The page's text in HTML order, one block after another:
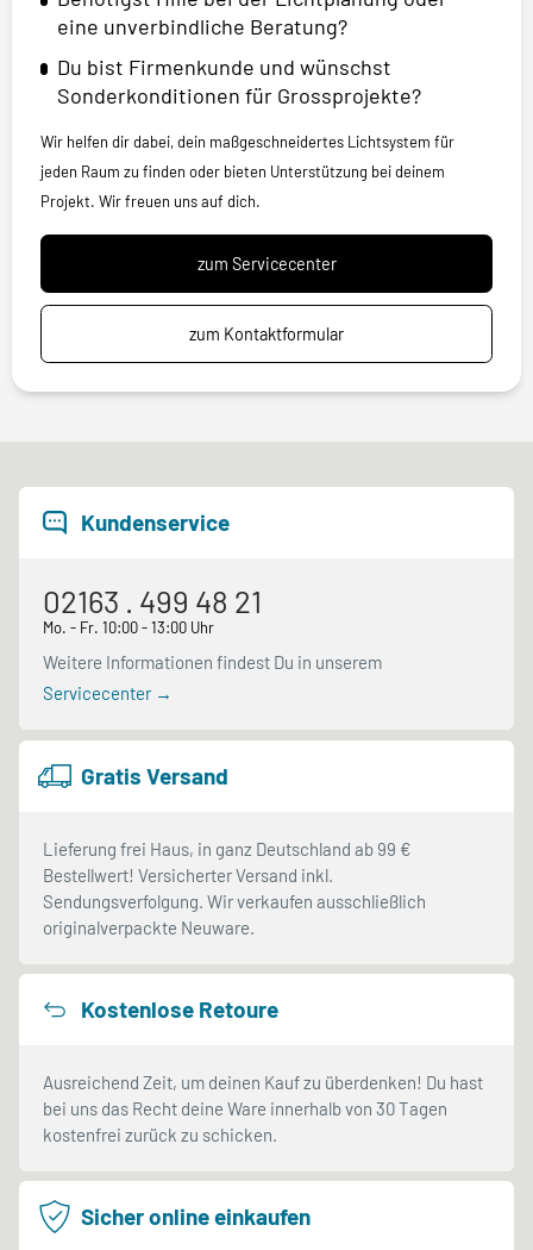
eine unverbindliche Beratung?
Du bist Firmenkunde und wünschst
Sonderkonditionen für Grossprojekte?
Wir helfen dir dabei, dein maßgeschneidertes Lichtsystem für
jeden Raum zu finden oder bieten Unterstützung bei deinem
Projekt. Wir freuen uns auf dich.
zum Servicecenter
zum Kontaktformular
Kundenservice
02163 . 499 48 21
Mo. - Fr. 10:00 - 13:00 Uhr
Weitere Informationen findest Du in unserem
Servicecenter →
Gratis Versand
Lieferung frei Haus, in ganz Deutschland ab 99 €
Bestellwert! Versicherter Versand inkl.
Sendungsverfolgung. Wir verkaufen ausschließlich
originalverpackte Neuware.
Kostenlose Retoure
Ausreichend Zeit, um deinen Kauf zu überdenken! Du hast
bei uns das Recht deine Ware innerhalb von 30 Tagen
kostenfrei zurück zu schicken.
Sicher online einkaufen